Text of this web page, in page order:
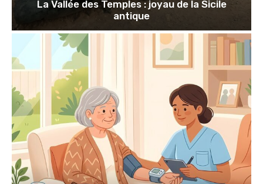
La Vallée des Temples : joyau de la Sicile
antique